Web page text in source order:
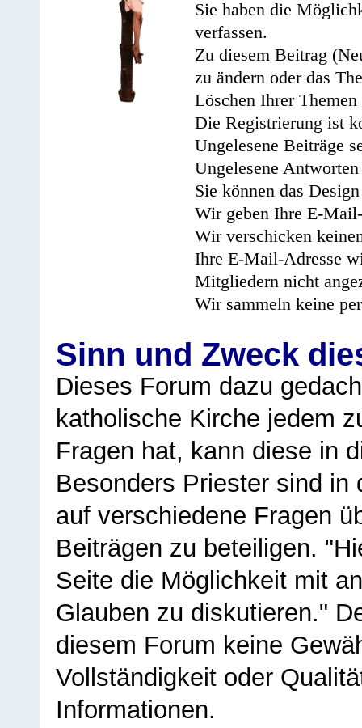
Sie haben die
verfassen.
Zu diesem Beitrag
zu ändern oder das
Löschen Ihrer
Die Registrierung ist
Ungelesene Beiträge
Ungelesene
Sie können das
Wir geben Ihre E-
Wir verschicken
Ihre E-Mail-Adresse
Mitgliedern nicht
Wir sammeln keine
Sinn und Zweck
Dieses Forum dazu
katholische Kirche jedem
Fragen hat, kann diese in
Besonders Priester sind in
auf verschiedene Fragen
Beiträgen zu beteiligen.
Seite die Möglichkeit mit
Glauben zu diskutieren."
diesem Forum keine
Vollständigkeit oder
Informationen.